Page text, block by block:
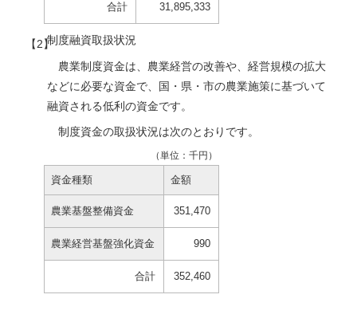
合計 31,895,333
制度融資取扱状況
農業制度資金は、農業経営の改善や、経営規模の拡大
などに必要な資金で、国・県・市の農業施策に基づいて
融資される低利の資金です。
制度資金の取扱状況は次のとおりです。
（単位：千円）
資金種類 金額
農業基盤整備資金 351,470
農業経営基盤強化資金 990
合計 352,460